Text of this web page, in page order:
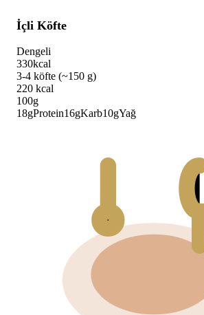
İçli Köfte
Dengeli
330kcal
3-4 köfte (~150 g)
220 kcal
100g
18gProtein16gKarb10gYağ